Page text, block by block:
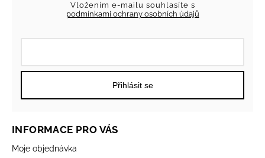
Vložením e-mailu souhlasíte s
podmínkami ochrany osobních údajů
Přihlásit se
INFORMACE PRO VÁS
Moje objednávka